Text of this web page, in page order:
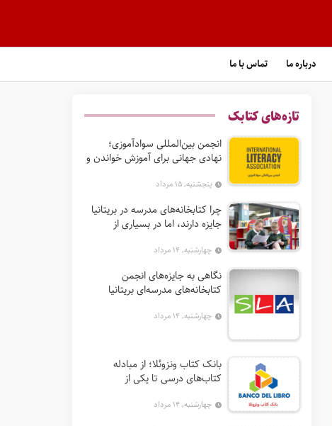
درباره ما تماس با ما
تازه‌های کتابک
انجمن بین‌المللی سوادآموزی؛
نهادی جهانی برای آموزش خواندن و
پنجشنبه, ۱۵ مرداد
چرا کتابخانه‌های مدرسه در بریتانیا
جایزه دارند، اما در بسیاری از
چهارشنبه, ۱۴ مرداد
نگاهی به جایزه‌های انجمن
کتابخانه‌های مدرسه‌ای بریتانیا
چهارشنبه, ۱۴ مرداد
بانک کتاب ونزوئلا؛ از مبادله
کتاب‌های درسی تا یکی از
در آمریکای لاتین
چهارشنبه, ۱۴ مرداد